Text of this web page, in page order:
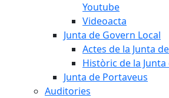
Youtube
Videoacta
Junta de Govern Local
Actes de la Junta
Històric de la
Junta de Portaveus
Auditories